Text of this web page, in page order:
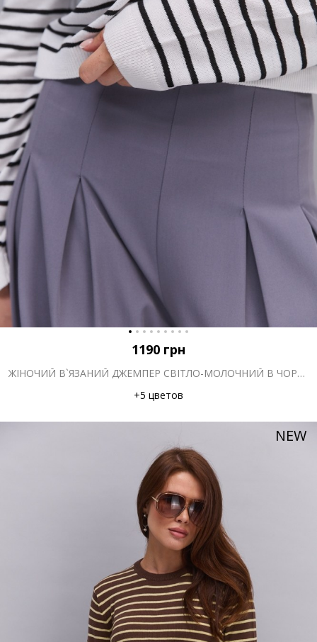
1190 грн
ЖІНОЧИЙ В`ЯЗАНИЙ ДЖЕМПЕР СВІТЛО-МОЛОЧНИЙ В ЧОРНУ СМУЖКУ
+5 цветов
NEW